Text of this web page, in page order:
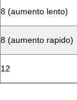
8 (aumento lento)
8 (aumento rapido)
12